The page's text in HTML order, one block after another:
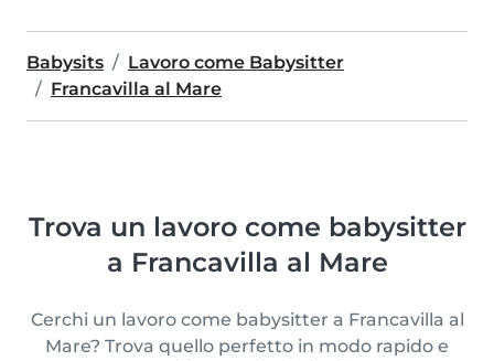
Babysits
Lavoro come Babysitter
Francavilla al Mare
Trova un lavoro come babysitter
a Francavilla al Mare
Cerchi un lavoro come babysitter a Francavilla al
Mare? Trova quello perfetto in modo rapido e